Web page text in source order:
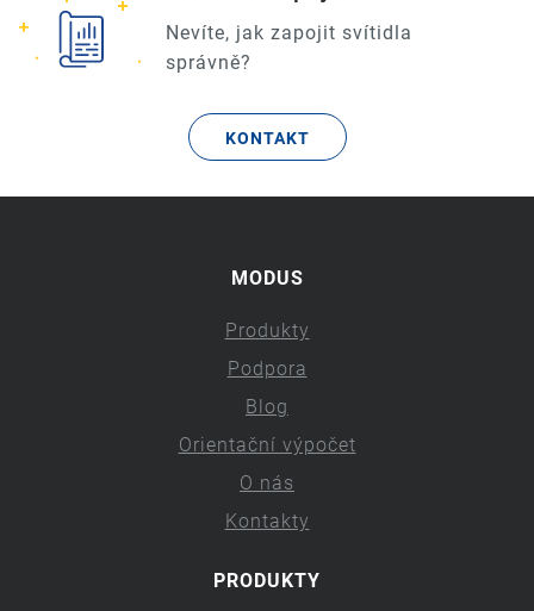
Nevíte, jak zapojit svítidla
správně?
KONTAKT
MODUS
Produkty
Podpora
Blog
Orientační výpočet
O nás
Kontakty
PRODUKTY